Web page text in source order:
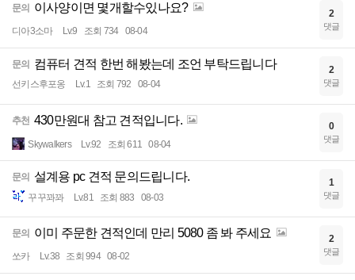
문의 이사양이면 몇개할수있나요?
디아3소마 Lv.9 조회 734 08-04
2
댓글
문의 컴퓨터 견적 한번 해봤는데 조언 부탁드립니다
선키스후포옹 Lv.1 조회 792 08-04
2
댓글
추천 430만원대 참고 견적입니다.
Skywalkers Lv.92 조회 611 08-04
0
댓글
문의 설계용 pc 견적 문의드립니다.
꾸꾸꽈꽈 Lv.81 조회 883 08-03
1
댓글
문의 이미 주문한 견적인데 만리 5080 좀 봐 주세요
쏘카 Lv.38 조회 994 08-02
2
댓글